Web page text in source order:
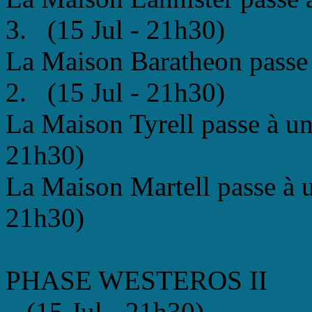
3. (15 Jul - 21h30)
La Maison Baratheon
2. (15 Jul - 21h30)
La Maison Tyrell passe à
21h30)
La Maison Martell passe
21h30)
PHASE WESTEROS II